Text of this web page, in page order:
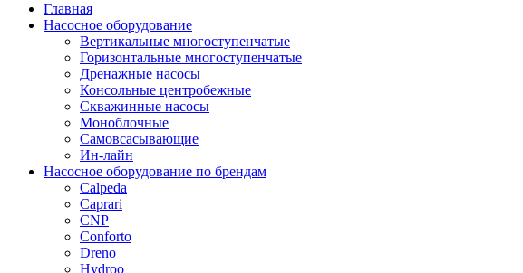
Главная
Насосное оборудование
Вертикальные многоступенчатые
Горизонтальные многоступенчатые
Дренажные насосы
Консольные центробежные
Скважинные насосы
Моноблочные
Самовсасывающие
Ин-лайн
Насосное оборудование по брендам
Calpeda
Caprari
CNP
Conforto
Dreno
Hydroo